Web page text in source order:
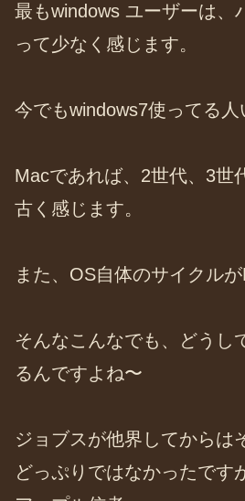
最もwindows ユーザーは、
って少なく感じます。
今でもwindows7使ってる人
Macであれば、2世代、3世
古く感じます。
また、OS自体のサイクルが
そんなこんなでも、どうし
るんですよね〜
ジョブスが他界してからは
どっぷりではなかったです